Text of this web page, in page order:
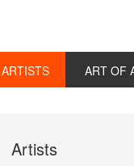
ARTISTS ART OF
Artists